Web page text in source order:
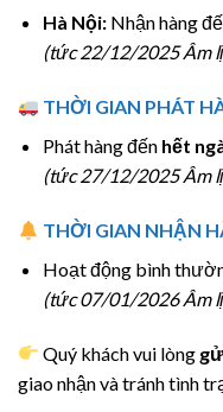
Hà Nội:Nhận hàng
(tức 22/12/2025 Âm
THỜI GIAN PHÁT
Phát hàng đến hết
(tức 27/12/2025 Âm
THỜI GIAN NHẬN
Hoạt động bình
(tức 07/01/2026 Âm
Quý khách vui lòng
giao nhận và tránh tình